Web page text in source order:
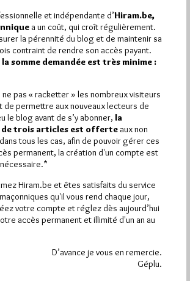
2026, Hiram.be a reçu1 698 visites
ont été lues (Source : Pirsch.io)
Plus d’informations
et indépendante d’Hiram.be,
a un coût, qui croît régulièrement.
la pérennité du blog et de maintenir sa
contraint de rendre son accès payant.
la somme demandée est très minime :
ne pas « racketter » les nombreux visiteurs
de permettre aux nouveaux lecteurs de
le blog avant de s’y abonner, la
trois articles est offerte aux non
tous les cas, afin de pouvoir gérer ces
permanent, la création d'un compte est
Hiram.be et êtes satisfaits du service
qu'il vous rend chaque jour,
votre compte et réglez dès aujourd’hui
accès permanent et illimité d'un an au
D’avance je vous en remercie.
Géplu.